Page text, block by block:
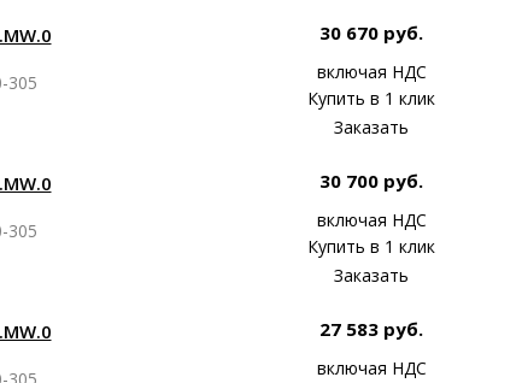
305
30 670 руб.
включая НДС
Купить в 1 клик
Заказать
305
30 700 руб.
включая НДС
Купить в 1 клик
Заказать
27 583 руб.
включая НДС